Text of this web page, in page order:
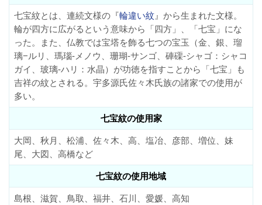
七宝紋とは、連続文様の『輪違い紋』から生まれた文様。
輪が四方に広がるという意味から「四方」、「七宝」にな
った。また、仏教では宝塔を飾る七つの宝玉（金、銀、瑠
璃−ルリ、瑪瑙-メノウ、珊瑚-サンゴ、硨磲-シャゴ：シャコ
ガイ、玻璃-ハリ：水晶）が功徳を指すことから「七宝」も
吉祥の紋とされる。宇多源氏佐々木氏族の諸家での使用が
多い。
七宝紋の使用家
大岡、秋月、松浦、佐々木、高、塩冶、彦部、増位、妹
尾、大図、高橋など
七宝紋の使用地域
島根、滋賀、鳥取、福井、石川、愛媛、高知